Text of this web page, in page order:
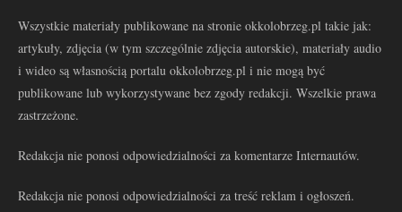
Wszystkie materiały publikowane na stronie okkolobrzeg.pl takie jak:
artykuły, zdjęcia (w tym szczególnie zdjęcia autorskie), materiały audio
i wideo są własnością portalu okkolobrzeg.pl i nie mogą być
publikowane lub wykorzystywane bez zgody redakcji. Wszelkie prawa
zastrzeżone.
Redakcja nie ponosi odpowiedzialności za komentarze Internautów.
Redakcja nie ponosi odpowiedzialności za treść reklam i ogłoszeń.